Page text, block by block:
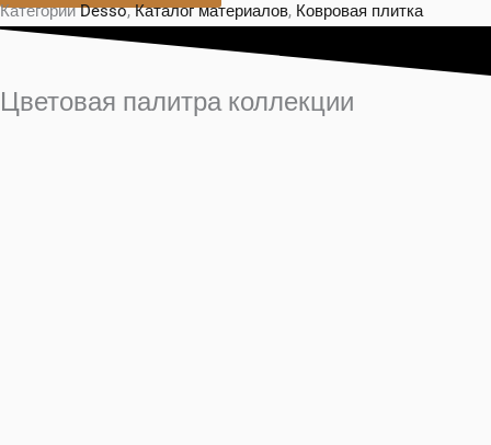
Категории Desso,Каталог материалов, Ковровая плитка
Цветовая палитра коллекции